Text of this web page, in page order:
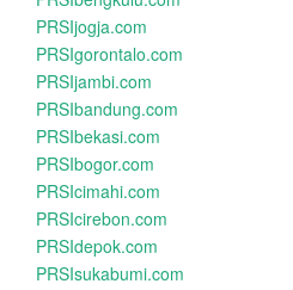
PRSIjogja.com
PRSIgorontalo.com
PRSIjambi.com
PRSIbandung.com
PRSIbekasi.com
PRSIbogor.com
PRSIcimahi.com
PRSIcirebon.com
PRSIdepok.com
PRSIsukabumi.com